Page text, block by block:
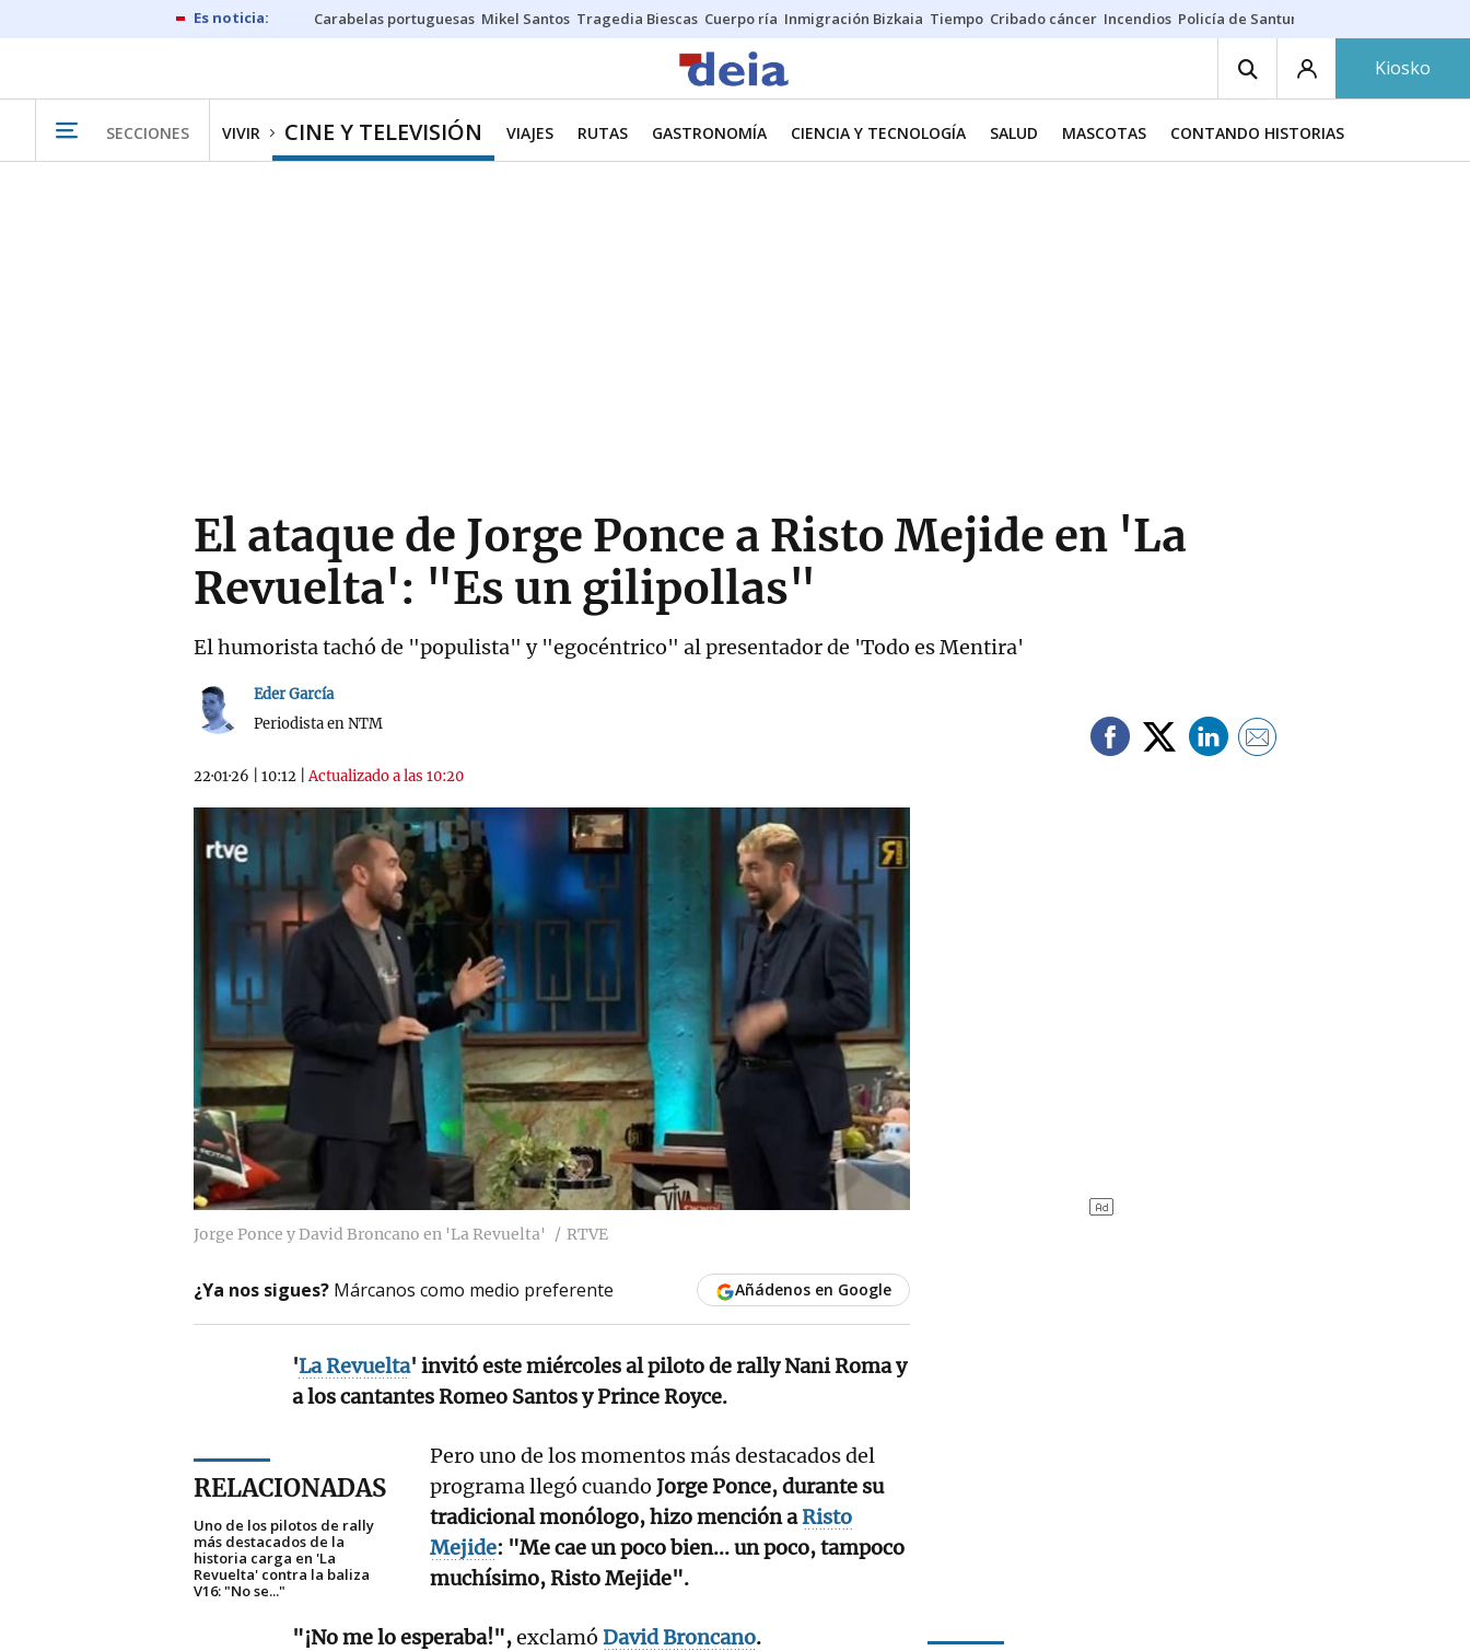
Carabelas portuguesas Mikel Santos Tragedia Biescas Cuerpo ría Inmigración Bizkaia Tiempo Cribado cáncer Incendios Policía de Santurtzi
Kiosko
SECCIONES VIVIR CINE Y TELEVISIÓN VIAJES RUTAS GASTRONOMÍA CIENCIA Y TECNOLOGÍA SALUD MASCOTAS CONTANDO HISTORIAS
El ataque de Jorge Ponce a Risto Mejide en 'La
Revuelta': "Es un gilipollas"
El humorista tachó de "populista" y "egocéntrico" al presentador de 'Todo es Mentira'
Eder García
Periodista en NTM
22·01·26 10:12 |Actualizado a las 10:20
Jorge Ponce y David Broncano en 'La Revuelta' RTVE
¿Ya nos sigues? Márcanos como medio preferente Añádenos en Google
'La Revuelta' invitó este miércoles al piloto de rally Nani Roma y
a los cantantes Romeo Santos y Prince Royce.
RELACIONADAS
Uno de los pilotos de rally
más destacados de la
historia carga en 'La
Revuelta' contra la baliza
V16: "No se..."
Pero uno de los momentos más destacados del
programa llegó cuandoJorge Ponce, durante su
tradicional monólogo, hizo mención aRisto
Mejide: "Me cae un poco bien... un poco, tampoco
muchísimo, Risto Mejide".
"¡No me lo esperaba!",exclamó David Broncano.